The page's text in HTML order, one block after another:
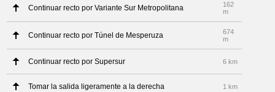
Continuar recto por Variante Sur Metropolitana
162
m
Continuar recto por Túnel de Mesperuza
674
m
Continuar recto por Supersur 6 km
Tomar la salida ligeramente a la derecha 1 km